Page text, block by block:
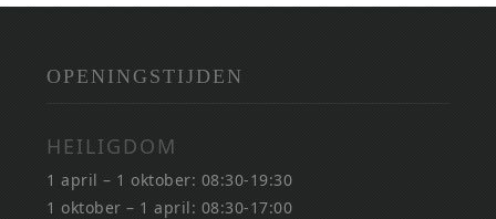
OPENINGSTIJDEN
HEILIGDOM
1 april – 1 oktober: 08:30-19:30
1 oktober – 1 april: 08:30-17:00